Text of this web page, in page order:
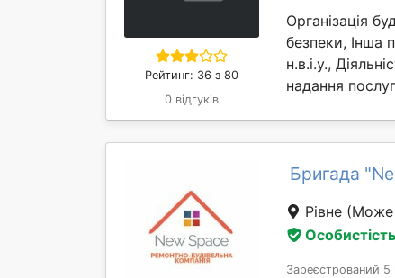
Рейтинг: 36 з 80
0 відгуків
Організація
безпеки, Інша
н.в.і.у.,
надання
Бригада
Рівне (Може
Зареєстрований 5